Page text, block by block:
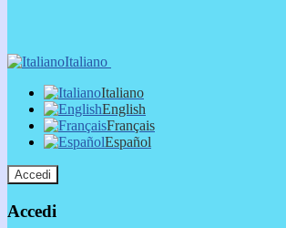
Italiano
Italiano
English
Français
Español
Accedi
Accedi